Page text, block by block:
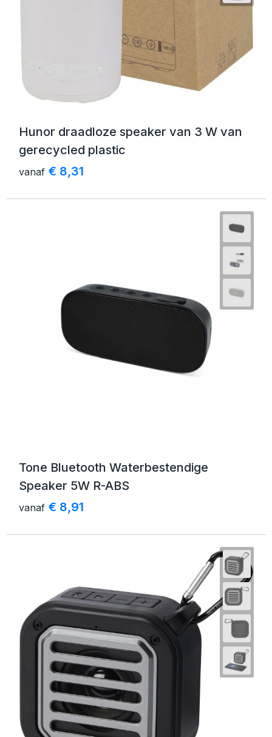
Hunor draadloze speaker van 3 W van
gerecycled plastic
vanaf € 8,31
Tone Bluetooth Waterbestendige
Speaker 5W R-ABS
vanaf € 8,91